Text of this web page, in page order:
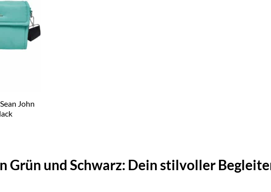
John
Grün und Schwarz: Dein stilvoller